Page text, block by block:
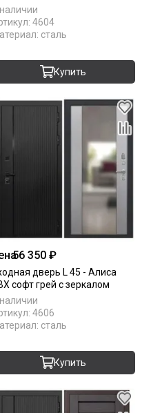
4604
сталь
Купить
56 350 ₽
дверь L 45 - Алиса
софт грей с зеркалом
4606
сталь
Купить